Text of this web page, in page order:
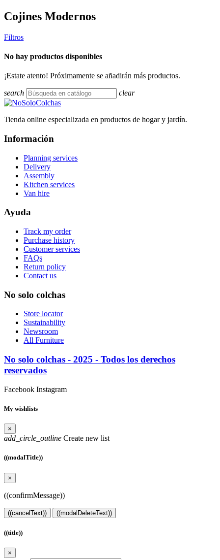
Cojines Modernos
Filtros
No hay productos disponibles
¡Estate atento! Próximamente se añadirán más productos.
search clear
Tienda online especializada en productos de hogar y jardín.
Información
Planning services
Delivery
Assembly
Kitchen services
Van hire
Ayuda
Track my order
Purchase history
Customer services
FAQs
Return policy
Contact us
No solo colchas
Store locator
Sustainability
Newsroom
All Furniture
No solo colchas - 2025 - Todos los derechos
reservados
Facebook Instagram
My wishlists
×
add_circle_outline Create new list
((modalTitle))
×
((confirmMessage))
((cancelText)) ((modalDeleteText))
((title))
×